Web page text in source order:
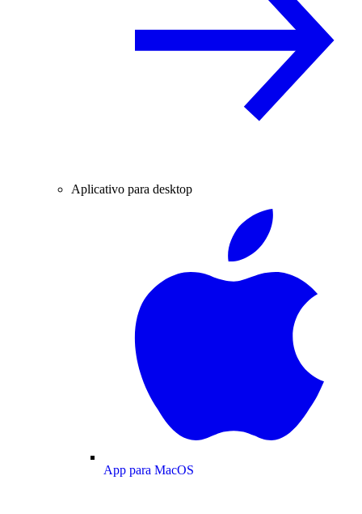
Aplicativo para desktop
App para MacOS